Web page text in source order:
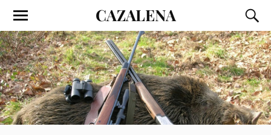
CAZALENA